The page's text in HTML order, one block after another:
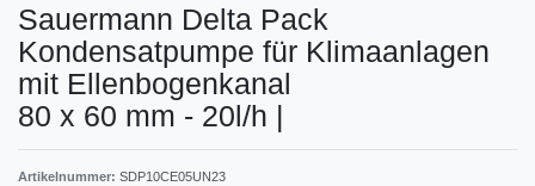
Sauermann Delta Pack
Kondensatpumpe für Klimaanlagen
mit Ellenbogenkanal
80 x 60 mm - 20l/h |
Artikelnummer: SDP10CE05UN23